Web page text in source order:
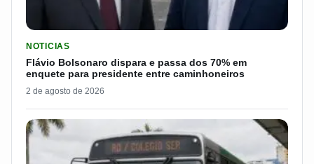
NOTICIAS
Flávio Bolsonaro dispara e passa dos 70% em
enquete para presidente entre caminhoneiros
2 de agosto de 2026